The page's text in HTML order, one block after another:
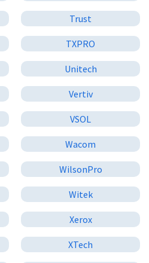
Trust
TXPRO
Unitech
Vertiv
VSOL
Wacom
WilsonPro
Witek
Xerox
XTech